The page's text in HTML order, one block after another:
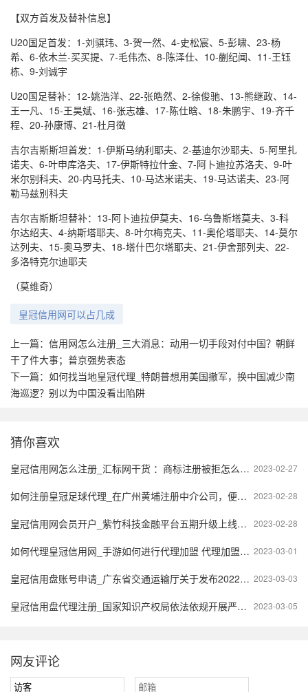
【双方首发及替补信息】
U20国足首发：1-刘骐玮、3-贺一然、4-史松宸、5-彭啸、23-杨
希、6-依木兰-买买提、7-毛伟杰、8-陈泽仕、10-蒯纪闻、11-王钰
栋、9-刘诚宇
U20国足替补：12-姚浩洋、22-张皓然、2-徐俊驰、13-熊继政、14-
王一凡、15-王昊斌、16-张志雄、17-陈仕晗、18-朱鹏宇、19-齐千
程、20-孙康博、21-杜月徵
吉尔吉斯斯坦首发：1-伊斯马纳利耶夫、2-基迪尔沙耶夫、5-阿里扎
诺夫、6-叶申库洛夫、17-伊斯特拉什金、7-阿卜迪拉苏洛夫、9-叶
米尔别科夫、20-内马托夫、10-马达米诺夫、19-马达诺夫、23-阿
勒马兹别科夫
吉尔吉斯斯坦替补：13-阿卜迪拉伊莫夫、16-乌鲁斯塔莫夫、3-科
尔达绍夫、4-纳斯塔耶夫、8-叶尔梅克夫、11-奥伦塔耶夫、14-莫尔
达列夫、15-奥马罗夫、18-塔什巴尔塔耶夫、21-伊舍那列夫、22-
多洛特克尔迪耶夫
（莫维奇）
皇冠信用网可以占几成
上一篇： 信用网怎么注册_三大消息：动用一切手段对付中国？朝鲜
干了件大事；普京强势表态
下一篇： 如何找当地皇冠代理_特朗普想用美国撤军，换中国减少南
海巡逻？别以为中国没看出陷阱
猜你喜欢
2023-02-27
皇冠信用网怎么注册_汇标网干货 ：商标注册被拒怎么办？
2023-02-28
如何注册皇冠足球代理_在广州黄埔注册中介公司，便捷代理流程是如何的？
2023-02-28
皇冠信用网会员开户_紫竹科技金融平台五期升级上线啦！
2023-03-01
如何代理皇冠信用网_手游如何进行代理加盟 代理加盟什么品牌好呢？
2023-03-03
皇冠信用盘账号申请_广东省交通运输厅关于发布2022年度广东省水运工程信用评价项目调整清单的通知
2023-03-05
皇冠信用盘代理注册_国家知识产权局依法依规开展严重违法失信行为惩戒工作
网友评论